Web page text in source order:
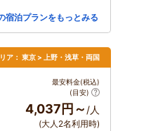
宿泊プランをもっとみる
ア： 東京 > 上野・浅草・両国
最安料金(税込)
(目安)
4,037円～ /人
(大人2名利用時)